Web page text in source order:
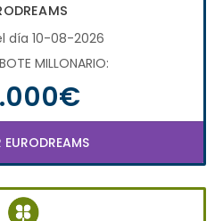
día 10-08-2026
MILLONARIO: